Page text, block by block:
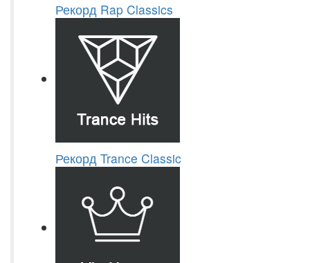
Рекорд Rap Classics
Рекорд Trance Classic